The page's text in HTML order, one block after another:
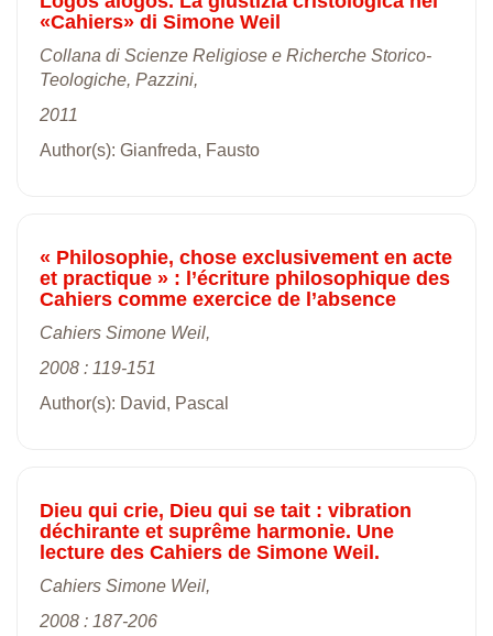
«Cahiers» di Simone Weil
Collana di Scienze Religiose e Richerche Storico-
Teologiche, Pazzini,
2011
Author(s): Gianfreda, Fausto
« Philosophie, chose exclusivement en acte
et practique » : l’écriture philosophique des
Cahiers comme exercice de l’absence
Cahiers Simone Weil,
2008 : 119-151
Author(s): David, Pascal
Dieu qui crie, Dieu qui se tait : vibration
déchirante et suprême harmonie. Une
lecture des Cahiers de Simone Weil.
Cahiers Simone Weil,
2008 : 187-206